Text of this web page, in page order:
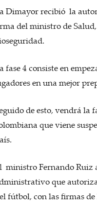
Dimayor recibió la
del ministro de
fase 4 consiste en
en una mejor
de esto, vendrá la
que viene
ministro Fernando Ruiz
que
fútbol, con las firmas